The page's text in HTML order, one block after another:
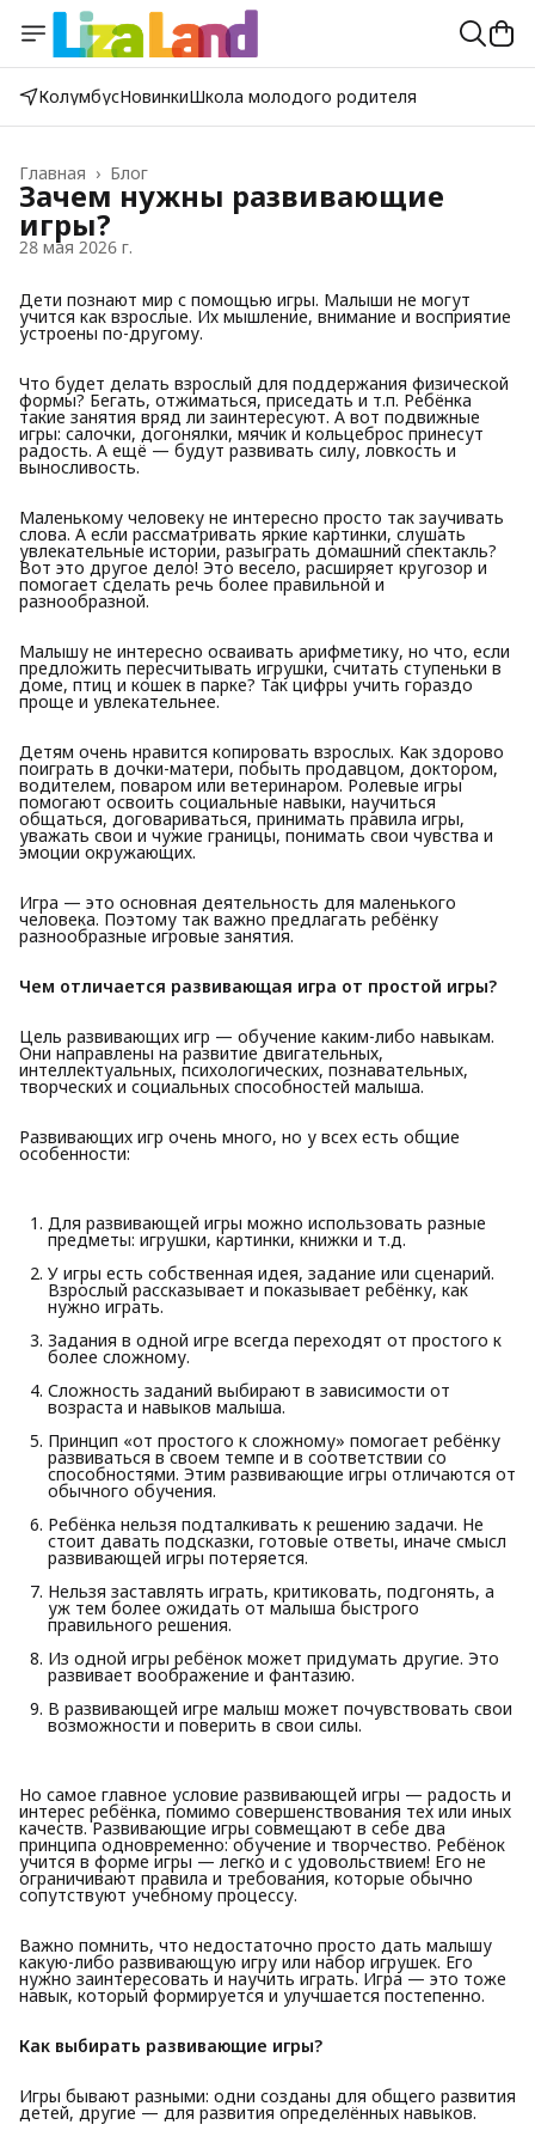
КолумбусНовинкиШкола молодого родителя
Блог
Главная ›
Зачем нужны развивающие
игры?
28 мая 2026 г.
Дети познают мир с помощью игры. Малыши не могут
учится как взрослые. Их мышление, внимание и восприятие
устроены по-другому.
Что будет делать взрослый для поддержания физической
формы? Бегать, отжиматься, приседать и т.п. Ребёнка
такие занятия вряд ли заинтересуют. А вот подвижные
игры: салочки, догонялки, мячик и кольцеброс принесут
радость. А ещё — будут развивать силу, ловкость и
выносливость.
Маленькому человеку не интересно просто так заучивать
слова. А если рассматривать яркие картинки, слушать
увлекательные истории, разыграть домашний спектакль?
Вот это другое дело! Это весело, расширяет кругозор и
помогает сделать речь более правильной и
разнообразной.
Малышу не интересно осваивать арифметику, но что, если
предложить пересчитывать игрушки, считать ступеньки в
доме, птиц и кошек в парке? Так цифры учить гораздо
проще и увлекательнее.
Детям очень нравится копировать взрослых. Как здорово
поиграть в дочки-матери, побыть продавцом, доктором,
водителем, поваром или ветеринаром. Ролевые игры
помогают освоить социальные навыки, научиться
общаться, договариваться, принимать правила игры,
уважать свои и чужие границы, понимать свои чувства и
эмоции окружающих.
Игра — это основная деятельность для маленького
человека. Поэтому так важно предлагать ребёнку
разнообразные игровые занятия.
Чем отличается развивающая игра от простой игры?
Цель развивающих игр — обучение каким-либо навыкам.
Они направлены на развитие двигательных,
интеллектуальных, психологических, познавательных,
творческих и социальных способностей малыша.
Развивающих игр очень много, но у всех есть общие
особенности:
Для развивающей игры можно использовать разные
предметы: игрушки, картинки, книжки и т.д.
У игры есть собственная идея, задание или сценарий.
Взрослый рассказывает и показывает ребёнку, как
нужно играть.
Задания в одной игре всегда переходят от простого к
более сложному.
Сложность заданий выбирают в зависимости от
возраста и навыков малыша.
Принцип «от простого к сложному» помогает ребёнку
развиваться в своем темпе и в соответствии со
способностями. Этим развивающие игры отличаются от
обычного обучения.
Ребёнка нельзя подталкивать к решению задачи. Не
стоит давать подсказки, готовые ответы, иначе смысл
развивающей игры потеряется.
Нельзя заставлять играть, критиковать, подгонять, а
уж тем более ожидать от малыша быстрого
правильного решения.
Из одной игры ребёнок может придумать другие. Это
развивает воображение и фантазию.
В развивающей игре малыш может почувствовать свои
возможности и поверить в свои силы.
Но самое главное условие развивающей игры — радость и
интерес ребёнка, помимо совершенствования тех или иных
качеств. Развивающие игры совмещают в себе два
принципа одновременно: обучение и творчество. Ребёнок
учится в форме игры — легко и с удовольствием! Его не
ограничивают правила и требования, которые обычно
сопутствуют учебному процессу.
Важно помнить, что недостаточно просто дать малышу
какую-либо развивающую игру или набор игрушек. Его
нужно заинтересовать и научить играть. Игра — это тоже
навык, который формируется и улучшается постепенно.
Как выбирать развивающие игры?
Игры бывают разными: одни созданы для общего развития
детей, другие — для развития определённых навыков.